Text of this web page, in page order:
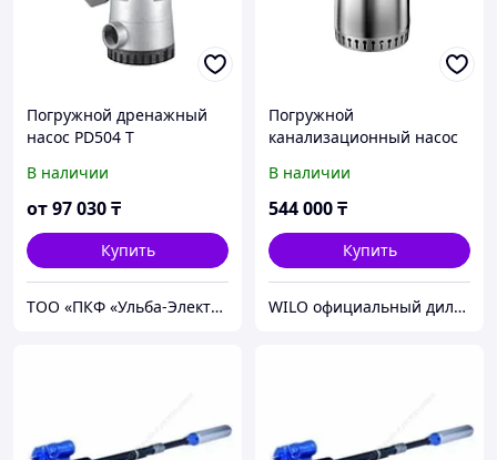
Погружной дренажный
насос PD504 Т
В наличии
от97 030₸
Купить
ТОО «ПКФ «Ульба-Электро»
Погружной
канализационный насос
10m SCH
В наличии
544 000₸
Купить
WILO официальный дилер ТОО МАМОНТ